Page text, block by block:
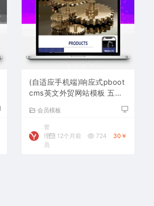
(自适应手机端)响应式pboot
cms英文外贸网站模板 五金
会员模板
管
理
员
12个月前 724 30￥